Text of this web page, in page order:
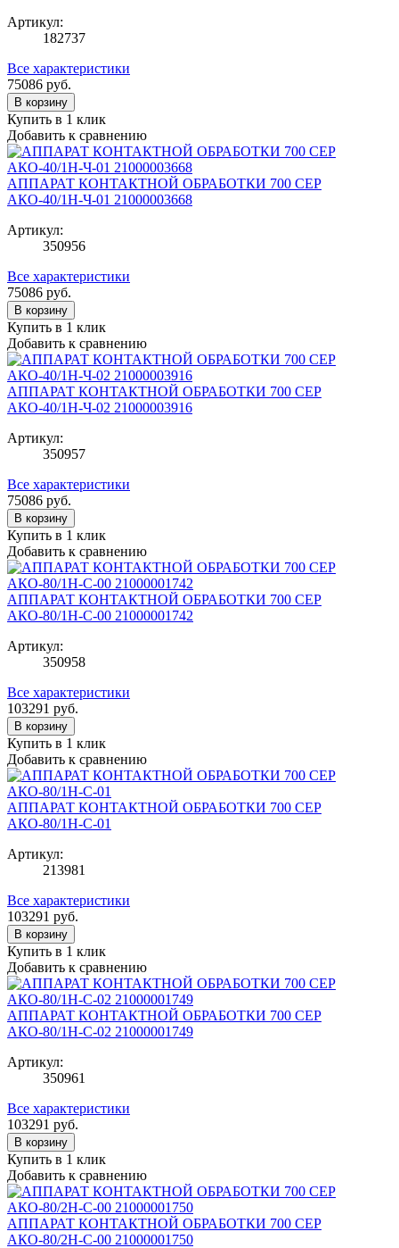
Артикул:
182737
Все характеристики
75086 руб.
В корзину
Купить в 1 клик
Добавить к сравнению
АППАРАТ КОНТАКТНОЙ ОБРАБОТКИ 700 СЕР
АКО-40/1Н-Ч-01 21000003668
Артикул:
350956
Все характеристики
75086 руб.
В корзину
Купить в 1 клик
Добавить к сравнению
АППАРАТ КОНТАКТНОЙ ОБРАБОТКИ 700 СЕР
АКО-40/1Н-Ч-02 21000003916
Артикул:
350957
Все характеристики
75086 руб.
В корзину
Купить в 1 клик
Добавить к сравнению
АППАРАТ КОНТАКТНОЙ ОБРАБОТКИ 700 СЕР
АКО-80/1Н-С-00 21000001742
Артикул:
350958
Все характеристики
103291 руб.
В корзину
Купить в 1 клик
Добавить к сравнению
АППАРАТ КОНТАКТНОЙ ОБРАБОТКИ 700 СЕР
АКО-80/1Н-С-01
Артикул:
213981
Все характеристики
103291 руб.
В корзину
Купить в 1 клик
Добавить к сравнению
АППАРАТ КОНТАКТНОЙ ОБРАБОТКИ 700 СЕР
АКО-80/1Н-С-02 21000001749
Артикул:
350961
Все характеристики
103291 руб.
В корзину
Купить в 1 клик
Добавить к сравнению
АППАРАТ КОНТАКТНОЙ ОБРАБОТКИ 700 СЕР
АКО-80/2Н-С-00 21000001750